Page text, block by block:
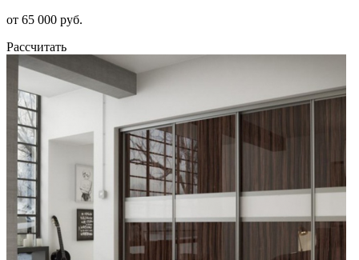
от 65 000 руб.
Рассчитать